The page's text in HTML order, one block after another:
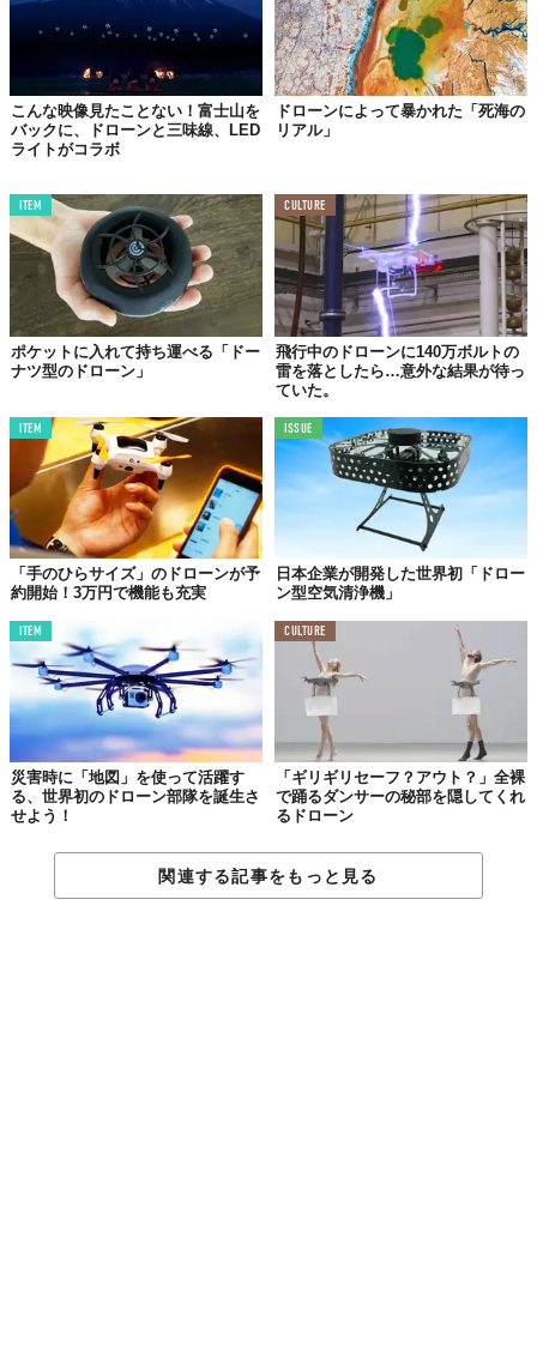
機体はUSB充電式
価格もお手頃
こんな映像見たことない！富士山を
バックに、ドローンと三味線、LED
ライトがコラボ
ドローンによって暴かれた「死海の
リアル」
ITEM
ポケットに入れて持ち運べる「ドー
ナツ型のドローン」
CULTURE
飛行中のドローンに140万ボルトの
雷を落としたら…意外な結果が待っ
ていた。
ITEM
「手のひらサイズ」のドローンが予
約開始！3万円で機能も充実
ISSUE
日本企業が開発した世界初「ドロー
ン型空気清浄機」
ITEM
災害時に「地図」を使って活躍す
る、世界初のドローン部隊を誕生さ
せよう！
CULTURE
「ギリギリセーフ？アウト？」全裸
で踊るダンサーの秘部を隠してくれ
るドローン
関連する記事をもっと見る